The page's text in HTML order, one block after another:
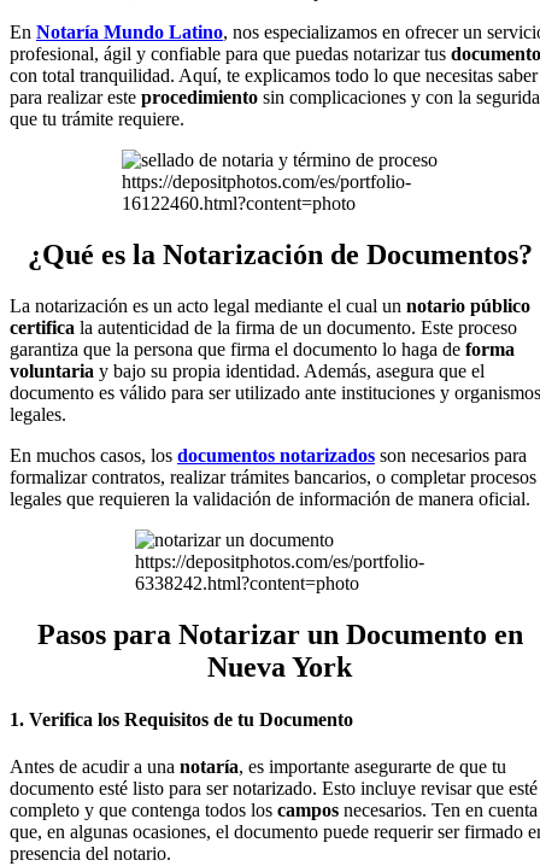
En Notaría Mundo Latino, nos especializamos en ofrecer un
profesional, ágil y confiable para que puedas notarizar tus
con total tranquilidad. Aquí, te explicamos todo lo que necesitas saber
para realizar este procedimiento sin complicaciones y con la
que tu trámite requiere.
https://depositphotos.com/es/portfolio-
16122460.html?content=photo
¿Qué es la Notarización de Documentos?
La notarización es un acto legal mediante el cual un notario público
certifica la autenticidad de la firma de un documento. Este proceso
garantiza que la persona que firma el documento lo haga de forma
voluntaria y bajo su propia identidad. Además, asegura que el
documento es válido para ser utilizado ante instituciones y organismos
legales.
En muchos casos, los documentos notarizados son necesarios para
formalizar contratos, realizar trámites bancarios, o completar procesos
legales que requieren la validación de información de manera oficial.
https://depositphotos.com/es/portfolio-
6338242.html?content=photo
Pasos para Notarizar un Documento en
Nueva York
1. Verifica los Requisitos de tu Documento
Antes de acudir a una notaría, es importante asegurarte de que tu
documento esté listo para ser notarizado. Esto incluye revisar que esté
completo y que contenga todos los campos necesarios. Ten en cuenta
que, en algunas ocasiones, el documento puede requerir ser firmado
presencia del notario.